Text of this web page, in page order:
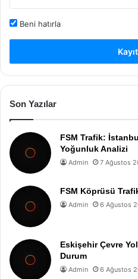
Beni hatırla
Son Yazılar
FSM Trafik:
Yoğunluk Analizi
Admin 7 Ağustos
FSM Köprüsü
Admin 6 Ağustos
Eskişehir Çevre
Durum
Admin 6 Ağustos